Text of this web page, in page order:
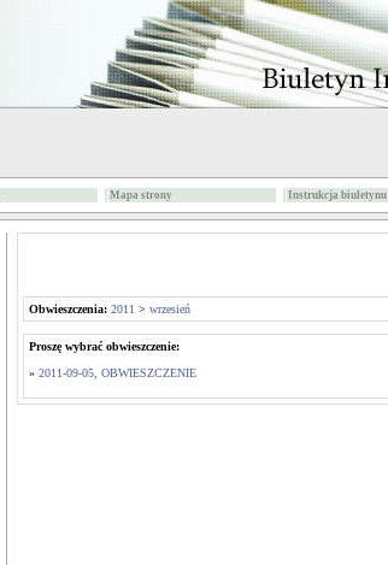
Mapa strony Instrukcja biuletynu
Obwieszczenia: 2011 > wrzesień
Proszę wybrać obwieszczenie:
» 2011-09-05, OBWIESZCZENIE